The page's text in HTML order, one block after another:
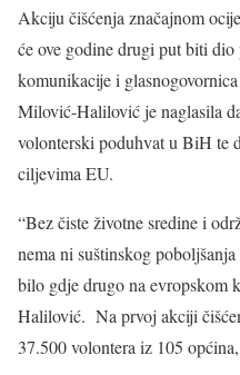
Akciju čišćenja značajnom
će ove godine drugi put biti
komunikacije i
Milović-Halilović je naglasila
volonterski poduhvat u BiH te
ciljevima EU.
“Bez čiste životne sredine i
nema ni suštinskog
bilo gdje drugo na evropskom
Halilović. Na prvoj akciji
37.500 volontera iz 105